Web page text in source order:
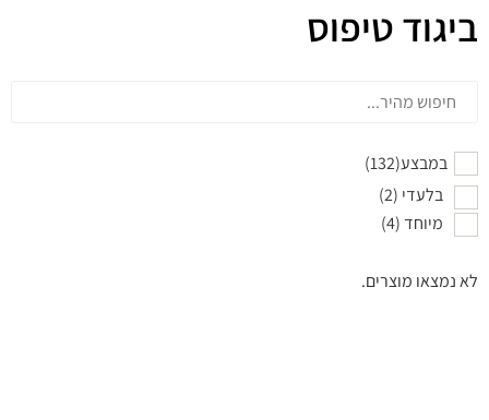
ביגוד טיפוס
במבצע(132)
בלעדי (2)
מיוחד(4)
לא נמצאו מוצרים.